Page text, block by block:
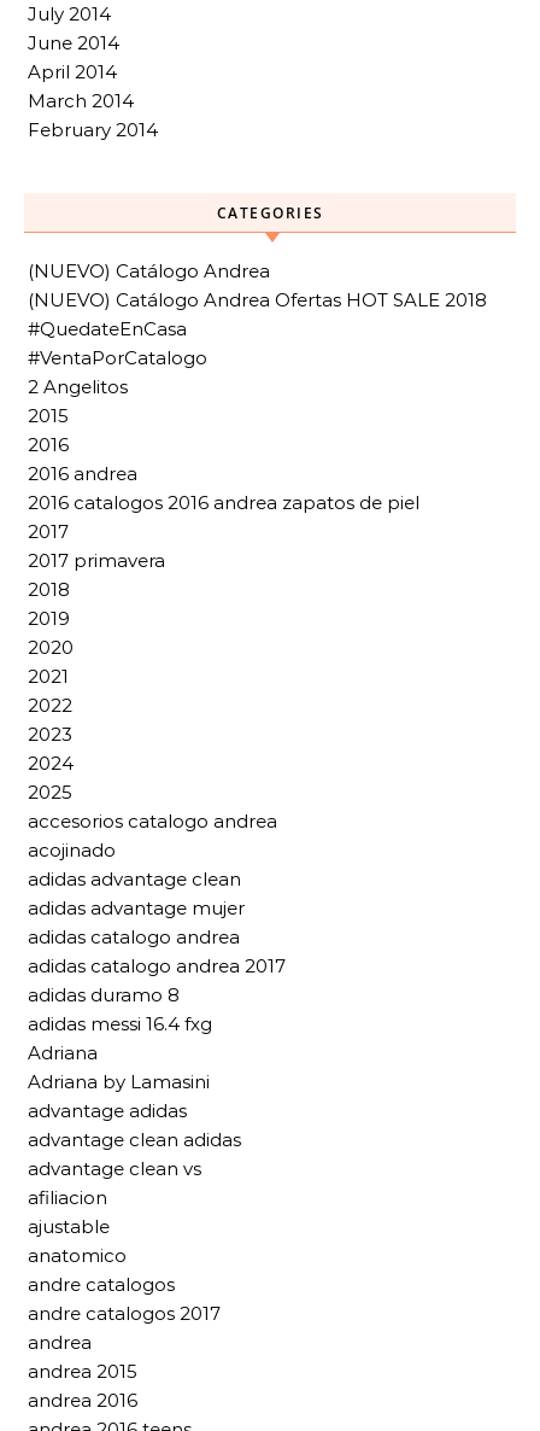
July 2014
June 2014
April 2014
March 2014
February 2014
CATEGORIES
(NUEVO) Catálogo Andrea
(NUEVO) Catálogo Andrea Ofertas HOT SALE 2018
#QuedateEnCasa
#VentaPorCatalogo
2 Angelitos
2015
2016
2016 andrea
2016 catalogos 2016 andrea zapatos de piel
2017
2017 primavera
2018
2019
2020
2021
2022
2023
2024
2025
accesorios catalogo andrea
acojinado
adidas advantage clean
adidas advantage mujer
adidas catalogo andrea
adidas catalogo andrea 2017
adidas duramo 8
adidas messi 16.4 fxg
Adriana
Adriana by Lamasini
advantage adidas
advantage clean adidas
advantage clean vs
afiliacion
ajustable
anatomico
andre catalogos
andre catalogos 2017
andrea
andrea 2015
andrea 2016